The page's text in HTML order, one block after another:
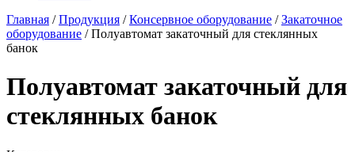
Главная /Продукция /Консервное оборудование /Закаточное
оборудование /Полуавтомат закаточный для стеклянных
банок
Полуавтомат закаточный для
стеклянных банок